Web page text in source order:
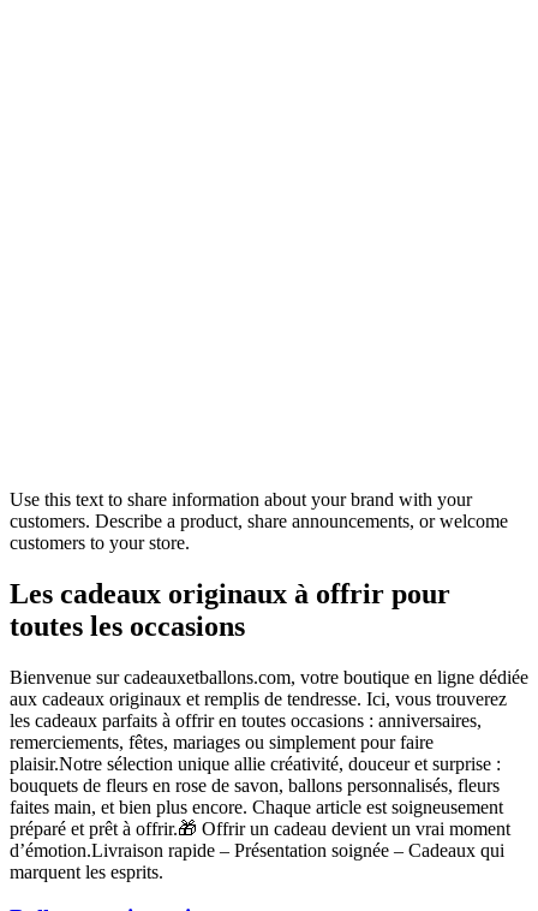
Use this text to share information about your brand with your
customers. Describe a product, share announcements, or welcome
customers to your store.
Les cadeaux originaux à offrir pour
toutes les occasions
Bienvenue sur cadeauxetballons.com, votre boutique en ligne dédiée
aux cadeaux originaux et remplis de tendresse. Ici, vous trouverez
les cadeaux parfaits à offrir en toutes occasions : anniversaires,
remerciements, fêtes, mariages ou simplement pour faire
plaisir.Notre sélection unique allie créativité, douceur et surprise :
bouquets de fleurs en rose de savon, ballons personnalisés, fleurs
faites main, et bien plus encore. Chaque article est soigneusement
préparé et prêt à offrir.🎁 Offrir un cadeau devient un vrai moment
d’émotion.Livraison rapide – Présentation soignée – Cadeaux qui
marquent les esprits.